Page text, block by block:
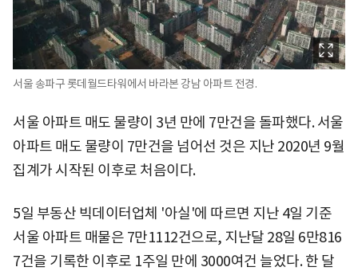
서울 송파구 롯데월드타워에서 바라본 강남 아파트 전경.
서울 아파트 매도 물량이 3년 만에 7만건을 돌파했다. 서울
아파트 매도 물량이 7만건을 넘어선 것은 지난 2020년 9월
집계가 시작된 이후로 처음이다.
5일 부동산 빅데이터업체 '아실'에 따르면 지난 4일 기준
서울 아파트 매물은 7만1112건으로, 지난달 28일 6만816
7건을 기록한 이후로 1주일 만에 3000여건 늘었다. 한 달